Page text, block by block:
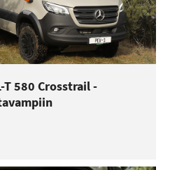
T 580 Crosstrail -